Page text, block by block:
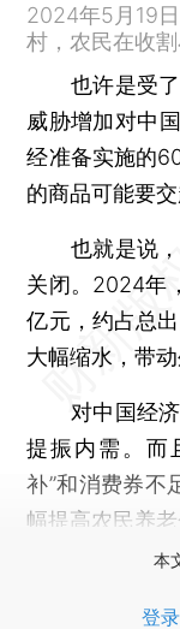
2024年5月19
村，农民在收
也许是受了
威胁增加对中
经准备实施的
的商品可能要交
也就是说，
关闭。2024年
亿元，约占总
大幅缩水，带动
对中国经济
提振内需。而
补”和消费券不
幅提高农民养
本
登录